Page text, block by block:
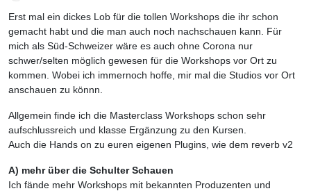
Erst mal ein dickes Lob für die tollen Workshops die ihr schon
gemacht habt und die man auch noch nachschauen kann. Für
mich als Süd-Schweizer wäre es auch ohne Corona nur
schwer/selten möglich gewesen für die Workshops vor Ort zu
kommen. Wobei ich immernoch hoffe, mir mal die Studios vor Ort
anschauen zu könnn.
Allgemein finde ich die Masterclass Workshops schon sehr
aufschlussreich und klasse Ergänzung zu den Kursen.
Auch die Hands on zu euren eigenen Plugins, wie dem reverb v2
A) mehr über die Schulter Schauen
Ich fände mehr Workshops mit bekannten Produzenten und